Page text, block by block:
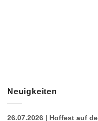
Neuigkeiten
26.07.2026 | Hoffest auf